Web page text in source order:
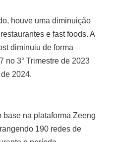
houve uma diminuição
e fast foods. A
diminuiu de forma
no 3° Trimestre de 2023
2024.
na plataforma Zeeng
190 redes de